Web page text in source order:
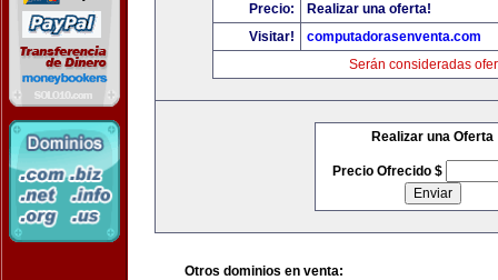
Precio:
Realizar una oferta!
Visitar!
computadorasenventa.com
Serán consideradas
Realizar una Oferta
Precio Ofrecido $
Otros dominios en venta: